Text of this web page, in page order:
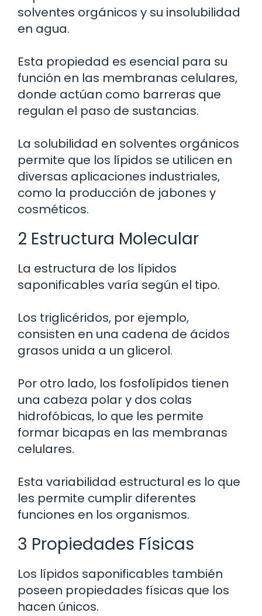
solventes orgánicos y su insolubilidad
en agua.
Esta propiedad es esencial para su
función en las membranas celulares,
donde actúan como barreras que
regulan el paso de sustancias.
La solubilidad en solventes orgánicos
permite que los lípidos se utilicen en
diversas aplicaciones industriales,
como la producción de jabones y
cosméticos.
2 Estructura Molecular
La estructura de los lípidos
saponificables varía según el tipo.
Los triglicéridos, por ejemplo,
consisten en una cadena de ácidos
grasos unida a un glicerol.
Por otro lado, los fosfolípidos tienen
una cabeza polar y dos colas
hidrofóbicas, lo que les permite
formar bicapas en las membranas
celulares.
Esta variabilidad estructural es lo que
les permite cumplir diferentes
funciones en los organismos.
3 Propiedades Físicas
Los lípidos saponificables también
poseen propiedades físicas que los
hacen únicos.